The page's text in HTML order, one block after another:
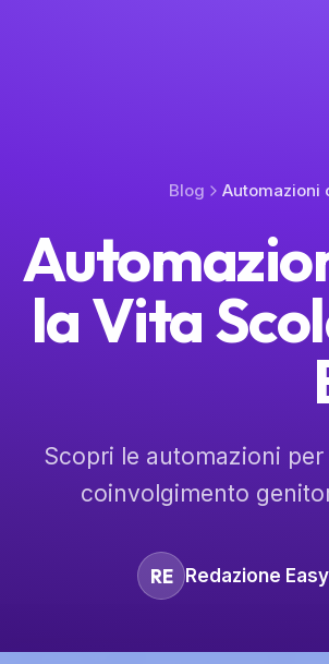
Blog
la Vita
Scopri le automazioni
coinvolgimento
RE Redazione